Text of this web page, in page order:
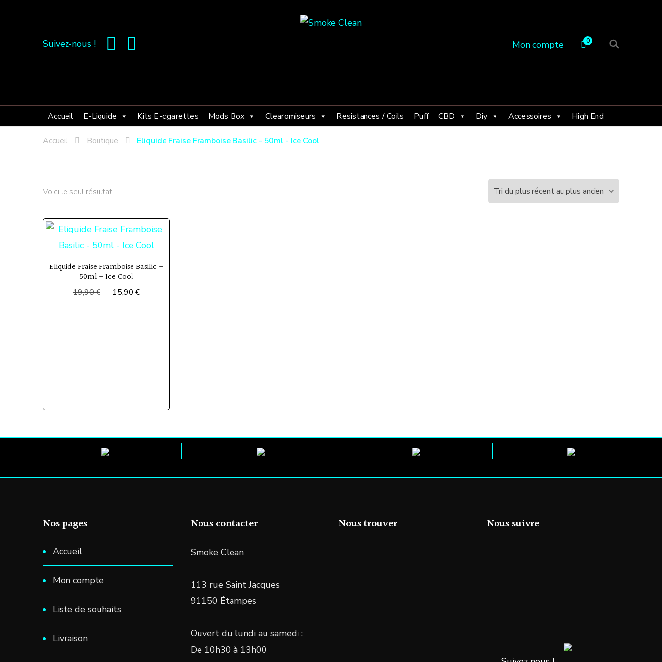
Suivez-nous ! Mon compte 0
Accueil E-Liquide Kits E-cigarettes Mods Box Clearomiseurs Resistances / Coils Puff CBD Diy Accessoires High End
Accueil Boutique Eliquide Fraise Framboise Basilic - 50ml - Ice Cool
Voici le seul résultat
Eliquide Fraise Framboise Basilic –
50ml – Ice Cool
19,90€
Le15,90 €
Nos pages
Accueil
Mon compte
Liste de souhaits
Livraison
Nous contacter
Smoke Clean
113 rue Saint Jacques
91150 Étampes
Ouvert du lundi au samedi :
De 10h30 à 13h00
Nous trouver Nous suivre